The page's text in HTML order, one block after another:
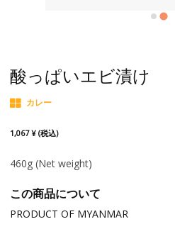
酸っぱいエビ漬け
カレー
1,067 ¥ (税込)
460g (Net weight)
この商品について
PRODUCT OF MYANMAR